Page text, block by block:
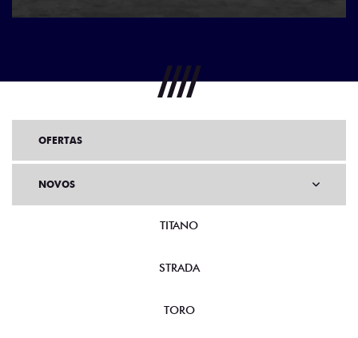
OFERTAS
NOVOS
TITANO
STRADA
TORO